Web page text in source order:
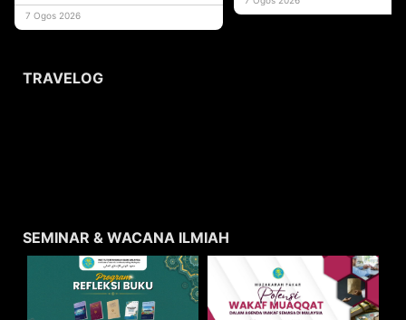
usaha
7 Ogos 2026
TRAVELOG
SEMINAR & WACANA ILMIAH